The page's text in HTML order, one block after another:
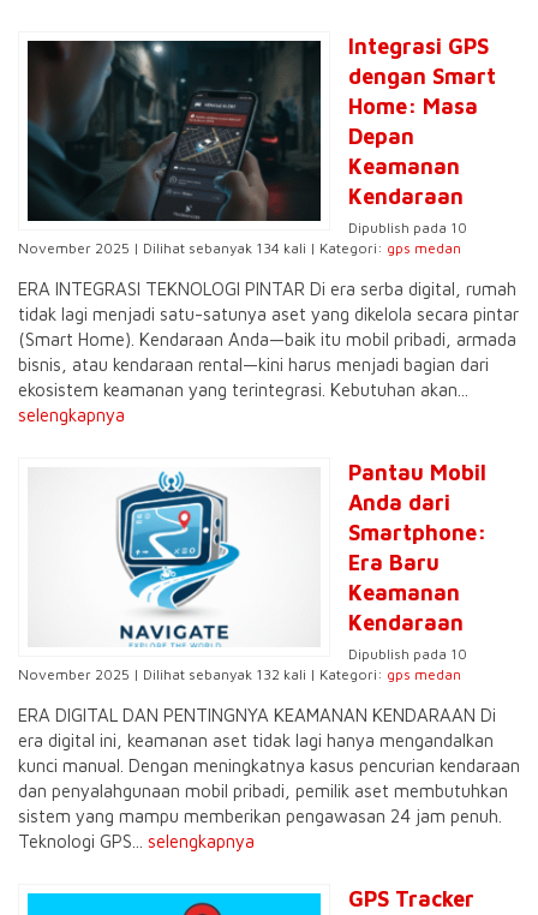
Integrasi GPS
dengan Smart
Home: Masa
Depan
Keamanan
Kendaraan
Dipublish pada 10
November 2025 | Dilihat sebanyak 134 kali | Kategori: gps medan
ERA INTEGRASI TEKNOLOGI PINTAR Di era serba digital, rumah
tidak lagi menjadi satu-satunya aset yang dikelola secara pintar
(Smart Home). Kendaraan Anda—baik itu mobil pribadi, armada
bisnis, atau kendaraan rental—kini harus menjadi bagian dari
ekosistem keamanan yang terintegrasi. Kebutuhan akan...
selengkapnya
Pantau Mobil
Anda dari
Smartphone:
Era Baru
Keamanan
Kendaraan
Dipublish pada 10
November 2025 | Dilihat sebanyak 132 kali | Kategori: gps medan
ERA DIGITAL DAN PENTINGNYA KEAMANAN KENDARAAN Di
era digital ini, keamanan aset tidak lagi hanya mengandalkan
kunci manual. Dengan meningkatnya kasus pencurian kendaraan
dan penyalahgunaan mobil pribadi, pemilik aset membutuhkan
sistem yang mampu memberikan pengawasan 24 jam penuh.
Teknologi GPS... selengkapnya
GPS Tracker